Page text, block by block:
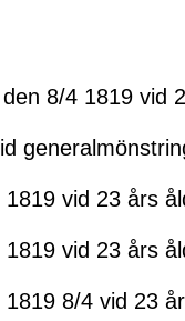
8/4 1819 vid
vid 23 års
vid 23 års
8/4 vid 23